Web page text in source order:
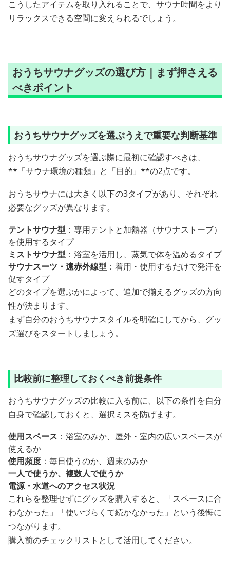
こうしたアイテムを取り入れることで、サウナ時間をより
リラックスできる空間に変えられるでしょう。
おうちサウナグッズの選び方｜まず押さえる
べきポイント
おうちサウナグッズを選ぶうえで重要な判断基準
おうちサウナグッズを選ぶ際に最初に確認すべきは、
**「サウナ環境の種類」と「目的」**の2点です。
おうちサウナには大きく以下の3タイプがあり、それぞれ
必要なグッズが異なります。
テントサウナ型 ：専用テントと加熱器（サウナストーブ）
を使用するタイプ
ミストサウナ型 ：浴室を活用し、蒸気で体を温めるタイプ
サウナスーツ・遠赤外線型 ：着用・使用するだけで発汗を
促すタイプ
どのタイプを選ぶかによって、追加で揃えるグッズの方向
性が決まります。
まず自分のおうちサウナスタイルを明確にしてから、グッ
ズ選びをスタートしましょう。
比較前に整理しておくべき前提条件
おうちサウナグッズの比較に入る前に、以下の条件を自分
自身で確認しておくと、選択ミスを防げます。
使用スペース ：浴室のみか、屋外・室内の広いスペースが
使えるか
使用頻度 ：毎日使うのか、週末のみか
一人で使うか、複数人で使うか
電源・水道へのアクセス状況
これらを整理せずにグッズを購入すると、「スペースに合
わなかった」「使いづらくて続かなかった」という後悔に
つながります。
購入前のチェックリストとして活用してください。